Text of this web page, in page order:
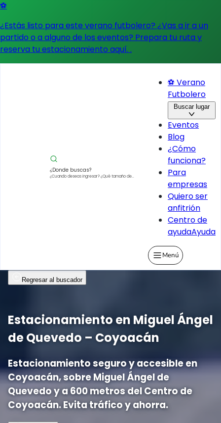
⚽
¿Estás listo para este verano futbolero? ¿Vas a ir a un
partido o a alguno de los eventos? Prepara tu ruta y
reserva tu estacionamiento aquí. .
¿Donde buscas?
¿Cuando deseas ingresar?¿Qué tamaño de
⚽ Verano
Futbolero
Buscar lugar
Eventos
Blog
¿Cómo
funciona?
Para
empresas
Quiero ser
anfitrión
Centro de
ayudaAyuda
Menú
Regresar al buscador
Estacionamiento en Miguel Ángel
de Quevedo – Coyoacán
Estacionamiento seguro y accesible en
Coyoacán, sobre Miguel Ángel de
Quevedo y a 600 metros del Centro de
Coyoacán. Evita tráfico y ahorra.